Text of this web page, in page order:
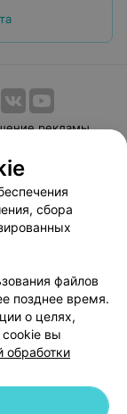
рекламы
оплаты
сбора
файлов
позднее время.
о целях,
cookie вы
обработки